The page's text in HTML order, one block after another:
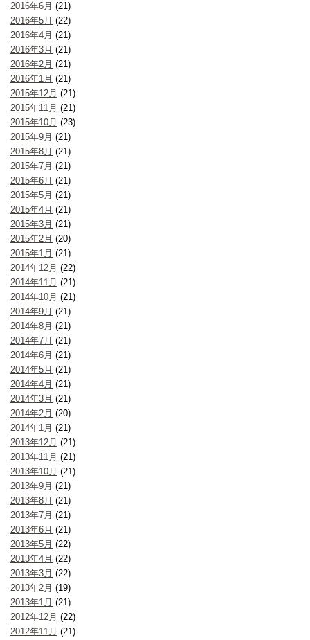
2016年6月 (21)
2016年5月 (22)
2016年4月 (21)
2016年3月 (21)
2016年2月 (21)
2016年1月 (21)
2015年12月 (21)
2015年11月 (21)
2015年10月 (23)
2015年9月 (21)
2015年8月 (21)
2015年7月 (21)
2015年6月 (21)
2015年5月 (21)
2015年4月 (21)
2015年3月 (21)
2015年2月 (20)
2015年1月 (21)
2014年12月 (22)
2014年11月 (21)
2014年10月 (21)
2014年9月 (21)
2014年8月 (21)
2014年7月 (21)
2014年6月 (21)
2014年5月 (21)
2014年4月 (21)
2014年3月 (21)
2014年2月 (20)
2014年1月 (21)
2013年12月 (21)
2013年11月 (21)
2013年10月 (21)
2013年9月 (21)
2013年8月 (21)
2013年7月 (21)
2013年6月 (21)
2013年5月 (22)
2013年4月 (22)
2013年3月 (22)
2013年2月 (19)
2013年1月 (21)
2012年12月 (22)
2012年11月 (21)